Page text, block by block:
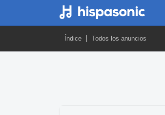
Índice Todos los anuncios